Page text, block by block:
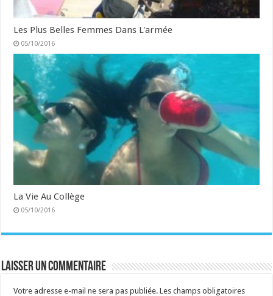
Les Plus Belles Femmes Dans L'armée
05/10/2016
La Vie Au Collège
05/10/2016
Laisser un commentaire
Votre adresse e-mail ne sera pas publiée. Les champs obligatoires